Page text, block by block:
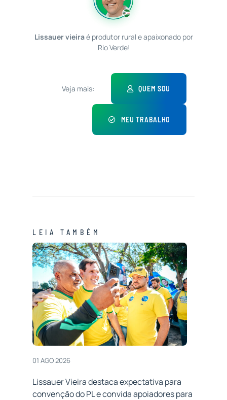
Lissauer vieiraé produtor rural e apaixonado por
Rio Verde!
Veja mais: QUEM SOU
MEU TRABALHO
LEIA TAMBÉM
01 AGO 2026
Lissauer Vieira destaca expectativa para
convenção do PL e convida apoiadores para